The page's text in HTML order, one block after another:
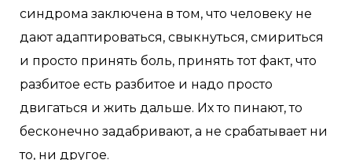
синдрома заключена в том, что человеку не
дают адаптироваться, свыкнуться, смириться
и просто принять боль, принять тот факт, что
разбитое есть разбитое и надо просто
двигаться и жить дальше. Их то пинают, то
бесконечно задабривают, а не срабатывает ни
то, ни другое.